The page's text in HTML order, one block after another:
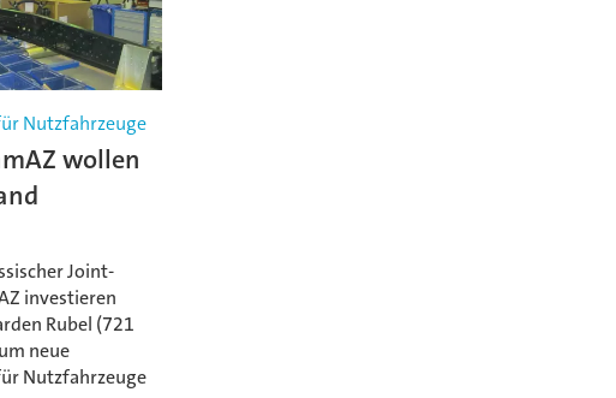
Nutzfahrzeuge
wollen
Joint-
investieren
Rubel (721
neue
Nutzfahrzeuge